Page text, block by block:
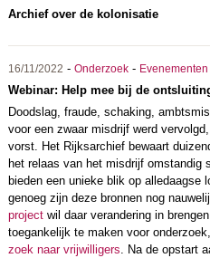
Archief over de kolonisatie
16/11/2022 - Onderzoek- Evenementen
Webinar: Help mee bij de
Doodslag, fraude, schaking,
voor een zwaar misdrijf werd
vorst. Het Rijksarchief bewaart
het relaas van het misdrijf omstandig
bieden een unieke blik op alledaagse
genoeg zijn deze bronnen nog
projectwil daar verandering in
toegankelijk te maken voor
zoek naar vrijwilligers. Na de opstart